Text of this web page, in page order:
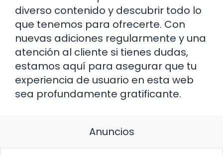
diverso contenido y descubrir todo lo
que tenemos para ofrecerte. Con
nuevas adiciones regularmente y una
atención al cliente si tienes dudas,
estamos aquí para asegurar que tu
experiencia de usuario en esta web
sea profundamente gratificante.
Anuncios